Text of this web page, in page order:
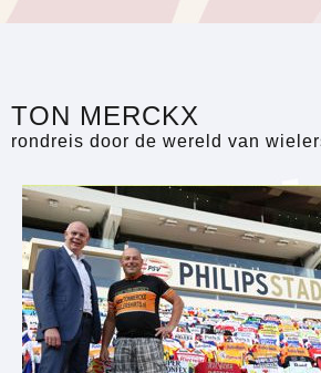
TON MERCKX
rondreis door de wereld van